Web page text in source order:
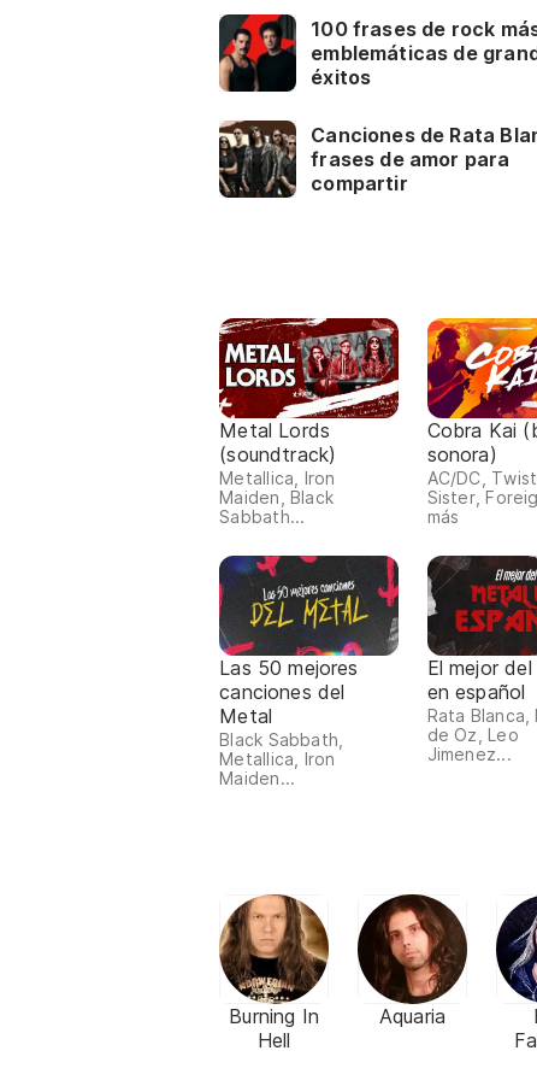
100 frases de rock
emblemáticas de
éxitos
Canciones de Rata
frases de amor para
compartir
Metal Lords
(soundtrack)
Metallica, Iron
Maiden, Black
Sabbath...
Cobra Kai
sonora)
AC/DC,
Sister,
más
Las 50 mejores
canciones del
Metal
Black Sabbath,
Metallica, Iron
Maiden...
El mejor
en español
Rata Blanca,
de Oz, Leo
Jimenez...
Burning In
Hell
Aquaria